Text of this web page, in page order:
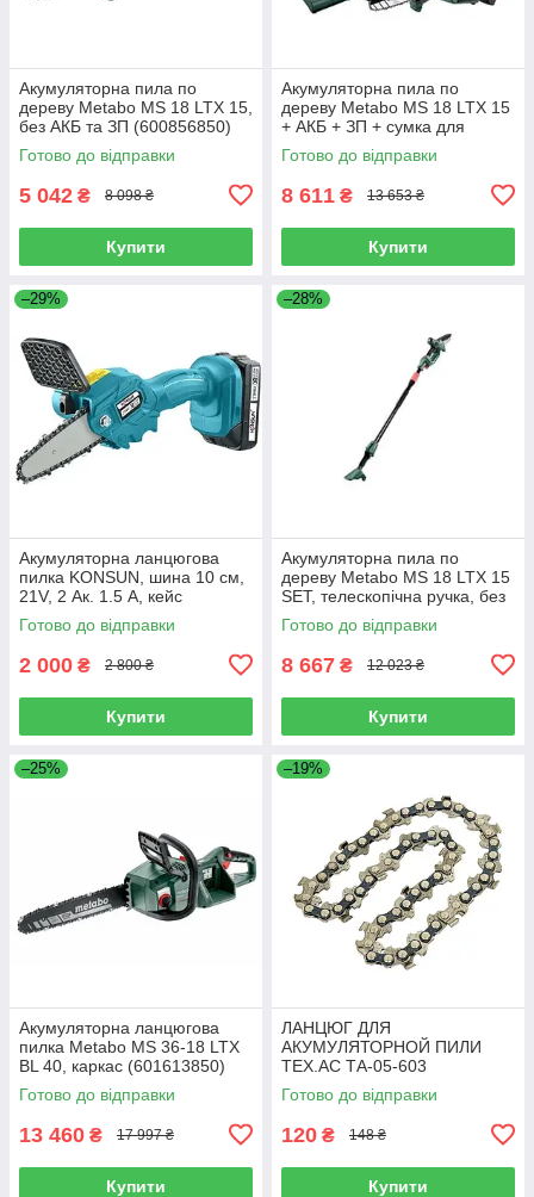
Акумуляторна пила по
дереву Metabo MS 18 LTX 15,
без АКБ та ЗП (600856850)
Готово до відправки
5 042 ₴ 8 098 ₴
Купити
Акумуляторна пила по
дереву Metabo MS 18 LTX 15
+ АКБ + ЗП + сумка для
інструменту (600856500)
Готово до відправки
8 611 ₴ 13 653 ₴
Купити
–29%
Акумуляторна ланцюгова
пилка KONSUN, шина 10 см,
21V, 2 Ак. 1.5 А, кейс
(KX75105/10см)
Готово до відправки
2 000 ₴ 2 800 ₴
Купити
–28%
Акумуляторна пила по
дереву Metabo MS 18 LTX 15
SET, телескопічна ручка, без
АКБ та ЗП (691229000)
Готово до відправки
8 667 ₴ 12 023 ₴
Купити
–25%
Акумуляторна ланцюгова
пилка Metabo MS 36-18 LTX
BL 40, каркас (601613850)
Готово до відправки
13 460 ₴ 17 997 ₴
Купити
–19%
ЛАНЦЮГ ДЛЯ
АКУМУЛЯТОРНОЙ ПИЛИ
TEX.AC ТА-05-603
Готово до відправки
120 ₴ 148 ₴
Купити